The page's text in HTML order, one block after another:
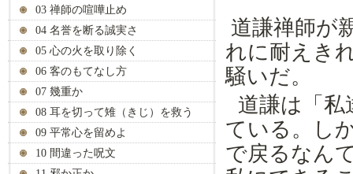
03 禅師の喧嘩止め
04 名誉を断る誠実さ
05 心の火を取り除く
06 客のもてなし方
07 幾重か
08 耳を切って雉（きじ）を救う
09 平常心を留めよ
10 間違った呪文
道謙禅師が
れに耐えき
騒いだ。
道謙は「
ている。し
で戻るなん